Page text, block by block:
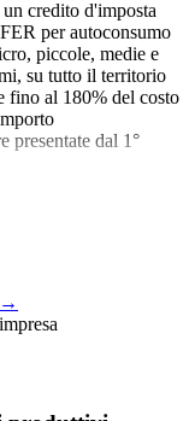
credito d'imposta
per autoconsumo
piccole, medie e
su tutto il territorio
fino al 180% del costo
presentate dal 1°
→